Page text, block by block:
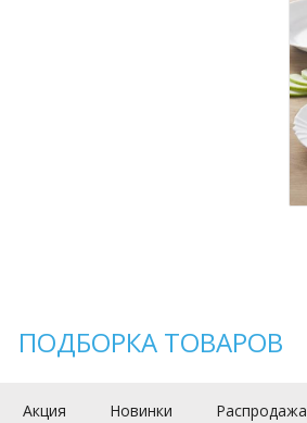
ПОДБОРКА ТОВАРОВ
Акция Новинки Распродажа